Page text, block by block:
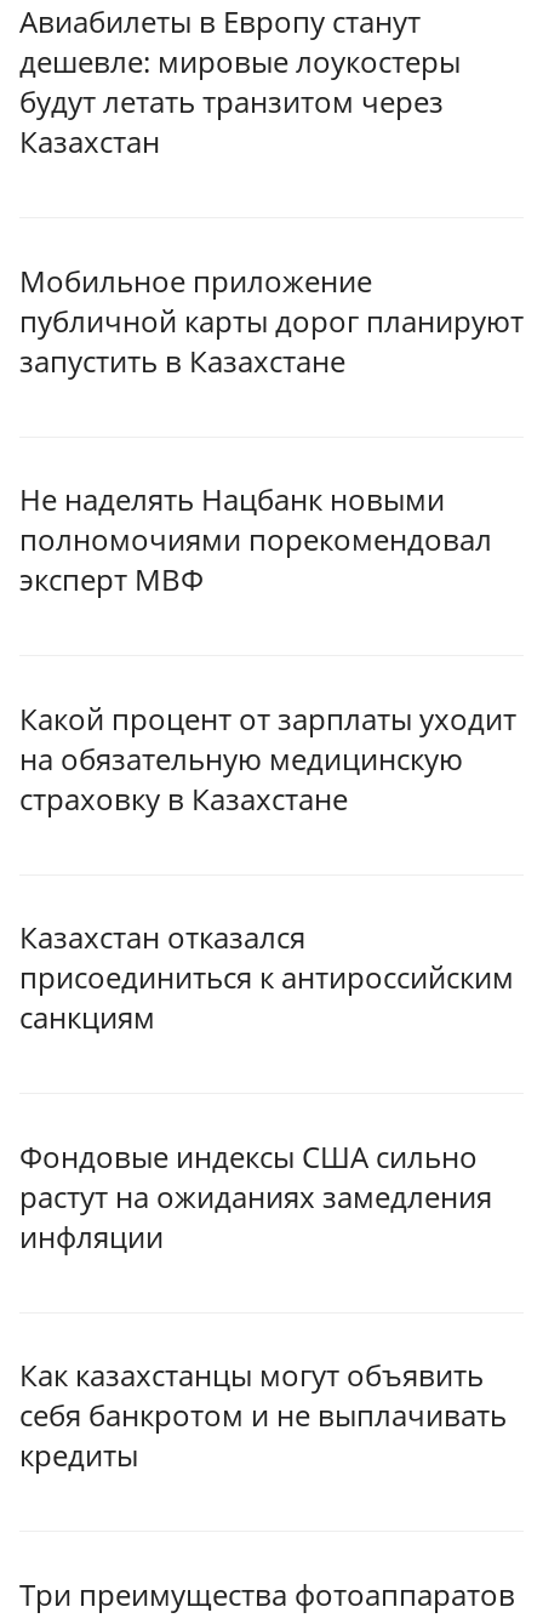
Авиабилеты в Европу станут
дешевле: мировые лоукостеры
будут летать транзитом через
Казахстан
Мобильное приложение
публичной карты дорог планируют
запустить в Казахстане
Не наделять Нацбанк новыми
полномочиями порекомендовал
эксперт МВФ
Какой процент от зарплаты уходит
на обязательную медицинскую
страховку в Казахстане
Казахстан отказался
присоединиться к антироссийским
санкциям
Фондовые индексы США сильно
растут на ожиданиях замедления
инфляции
Как казахстанцы могут объявить
себя банкротом и не выплачивать
кредиты
Три преимущества фотоаппаратов